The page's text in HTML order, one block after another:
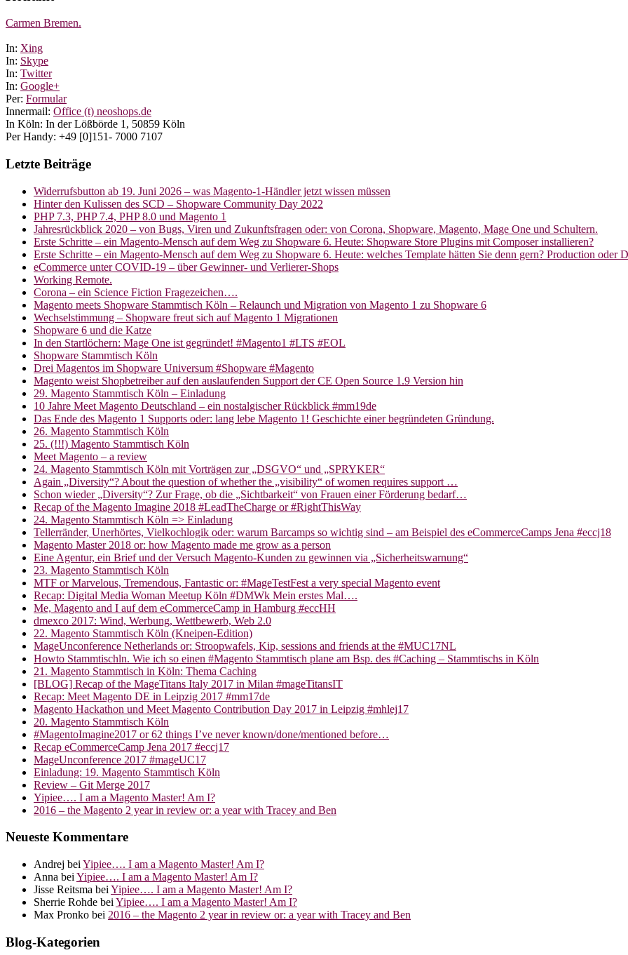
Carmen Bremen.
In: Xing
In: Skype
In: Twitter
In: Google+
Per: Formular
Innermail: Office (t) neoshops.de
In Köln: In der Lößbörde 1, 50859 Köln
Per Handy: +49 [0]151- 7000 7107
Letzte Beiträge
Widerrufsbutton ab 19. Juni 2026 – was Magento-1-Händler jetzt wissen müssen
Hinter den Kulissen des SCD – Shopware Community Day 2022
PHP 7.3, PHP 7.4, PHP 8.0 und Magento 1
Jahresrückblick 2020 – von Bugs, Viren und Zukunftsfragen oder: von Corona, Shopware, Magento, Mage One und Schultern.
Erste Schritte – ein Magento-Mensch auf dem Weg zu Shopware 6. Heute: Shopware Store Plugins mit Composer installieren?
Erste Schritte – ein Magento-Mensch auf dem Weg zu Shopware 6. Heute: welches Template hätten Sie denn gern? Production oder
eCommerce unter COVID-19 – über Gewinner- und Verlierer-Shops
Working Remote.
Corona – ein Science Fiction Fragezeichen….
Magento meets Shopware Stammtisch Köln – Relaunch und Migration von Magento 1 zu Shopware 6
Wechselstimmung – Shopware freut sich auf Magento 1 Migrationen
Shopware 6 und die Katze
In den Startlöchern: Mage One ist gegründet! #Magento1 #LTS #EOL
Shopware Stammtisch Köln
Drei Magentos im Shopware Universum #Shopware #Magento
Magento weist Shopbetreiber auf den auslaufenden Support der CE Open Source 1.9 Version hin
29. Magento Stammtisch Köln – Einladung
10 Jahre Meet Magento Deutschland – ein nostalgischer Rückblick #mm19de
Das Ende des Magento 1 Supports oder: lang lebe Magento 1! Geschichte einer begründeten Gründung.
26. Magento Stammtisch Köln
25. (!!!) Magento Stammtisch Köln
Meet Magento – a review
24. Magento Stammtisch Köln mit Vorträgen zur „DSGVO“ und „SPRYKER“
Again „Diversity“? About the question of whether the „visibility“ of women requires support …
Schon wieder „Diversity“? Zur Frage, ob die „Sichtbarkeit“ von Frauen einer Förderung bedarf…
Recap of the Magento Imagine 2018 #LeadTheCharge or #RightThisWay
24. Magento Stammtisch Köln => Einladung
Tellerränder, Unerhörtes, Vielkochlogik oder: warum Barcamps so wichtig sind – am Beispiel des eCommerceCamps Jena #eccj18
Magento Master 2018 or: how Magento made me grow as a person
Eine Agentur, ein Brief und der Versuch Magento-Kunden zu gewinnen via „Sicherheitswarnung“
23. Magento Stammtisch Köln
MTF or Marvelous, Tremendous, Fantastic or: #MageTestFest a very special Magento event
Recap: Digital Media Woman Meetup Köln #DMWk Mein erstes Mal….
Me, Magento and I auf dem eCommerceCamp in Hamburg #eccHH
dmexco 2017: Wind, Werbung, Wettbewerb, Web 2.0
22. Magento Stammtisch Köln (Kneipen-Edition)
MageUnconference Netherlands or: Stroopwafels, Kip, sessions and friends at the #MUC17NL
Howto Stammtischln. Wie ich so einen #Magento Stammtisch plane am Bsp. des #Caching – Stammtischs in Köln
21. Magento Stammtisch in Köln: Thema Caching
[BLOG] Recap of the MageTitans Italy 2017 in Milan #mageTitansIT
Recap: Meet Magento DE in Leipzig 2017 #mm17de
Magento Hackathon und Meet Magento Contribution Day 2017 in Leipzig #mhlej17
20. Magento Stammtisch Köln
#MagentoImagine2017 or 62 things I’ve never known/done/mentioned before…
Recap eCommerceCamp Jena 2017 #eccj17
MageUnconference 2017 #mageUC17
Einladung: 19. Magento Stammtisch Köln
Review – Git Merge 2017
Yipiee…. I am a Magento Master! Am I?
2016 – the Magento 2 year in review or: a year with Tracey and Ben
Neueste Kommentare
Andrej bei Yipiee…. I am a Magento Master! Am I?
Anna bei Yipiee…. I am a Magento Master! Am I?
Jisse Reitsma bei Yipiee…. I am a Magento Master! Am I?
Sherrie Rohde bei Yipiee…. I am a Magento Master! Am I?
Max Pronko bei 2016 – the Magento 2 year in review or: a year with Tracey and Ben
Blog-Kategorien